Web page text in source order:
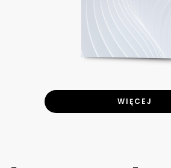
WIĘCEJ